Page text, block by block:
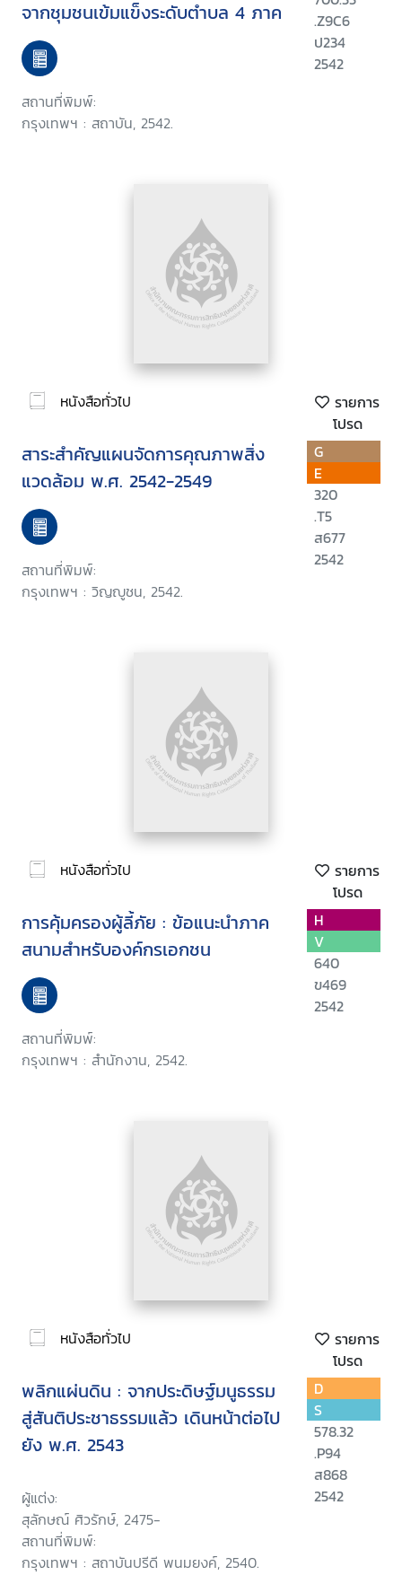
จากชุมชนเข้มแข็งระดับตำบล 4 ภาค
สถานที่พิมพ์:
กรุงเทพฯ : สถาบัน, 2542.
.Z9C6
ป234
2542
หนังสือทั่วไป
รายการ
โปรด
สาระสำคัญแผนจัดการคุณภาพสิ่ง
แวดล้อม พ.ศ. 2542-2549
สถานที่พิมพ์:
กรุงเทพฯ : วิญญูชน, 2542.
G
E
320
.T5
ส677
2542
หนังสือทั่วไป
รายการ
โปรด
การคุ้มครองผู้ลี้ภัย : ข้อแนะนำภาค
สนามสำหรับองค์กรเอกชน
สถานที่พิมพ์:
กรุงเทพฯ : สำนักงาน, 2542.
H
V
640
ข469
2542
หนังสือทั่วไป
รายการ
โปรด
พลิกแผ่นดิน : จากประดิษฐ์มนูธรรม
สู่สันติประชาธรรมแล้ว เดินหน้าต่อไป
ยัง พ.ศ. 2543
ผู้แต่ง:
สุลักษณ์ ศิวรักษ์, 2475-
สถานที่พิมพ์:
กรุงเทพฯ : สถาบันปรีดี พนมยงค์, 2540.
D
S
578.32
.P94
ส868
2542